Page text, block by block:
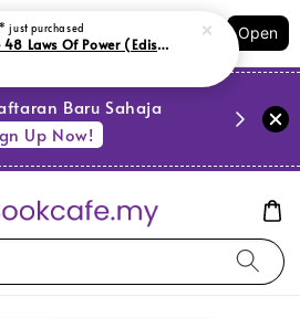
Track Your Order
Shops
Open
Baru Sahaja
Up Now!